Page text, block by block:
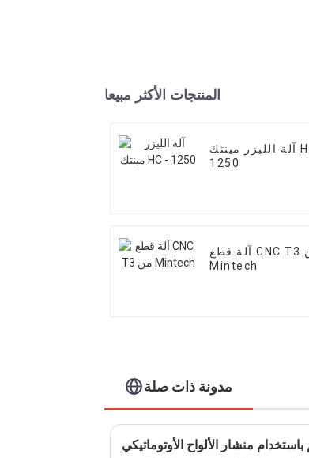
المنتجات الأكثر مبيعا
آلة الليزر مينتك HC -
1250
آلة قطع CNC T3 من
Mintech
مدونة ذات صلة